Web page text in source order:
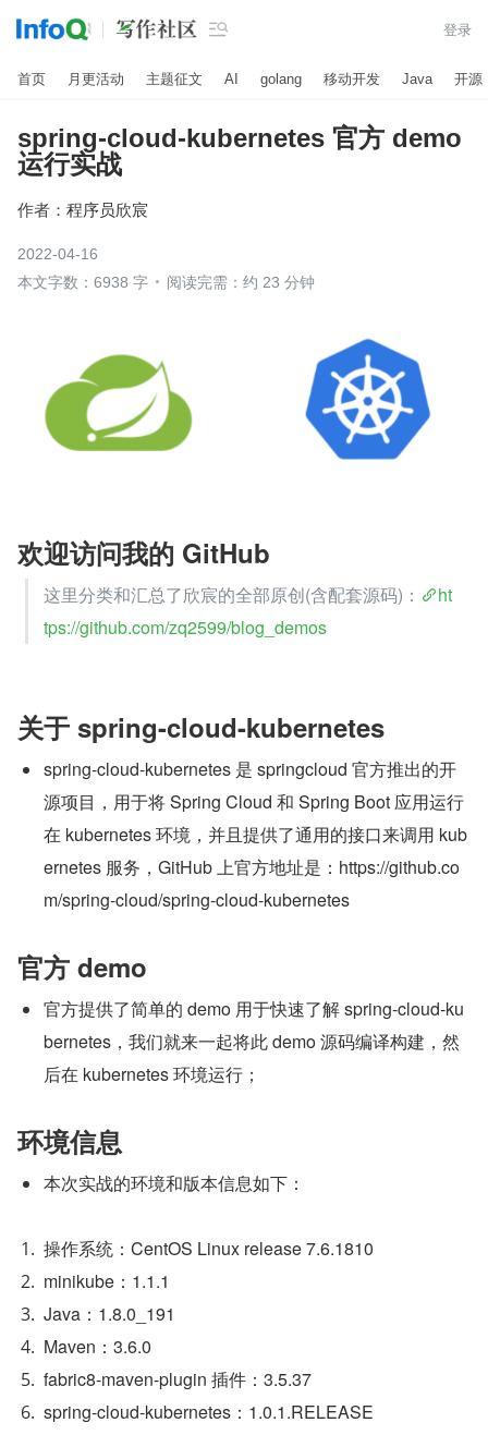
 登录
首页 月更活动 主题征文 AI golang 移动开发 Java 开源
spring-cloud-kubernetes 官方 demo
运行实战
作者： 程序员欣宸
2022-04-16
本文字数：6938 字
阅读完需：约 23 分钟
欢迎访问我的 GitHub
这里分类和汇总了欣宸的全部原创(含配套源码)：
ht
tps://github.com/zq2599/blog_demos
关于 spring-cloud-kubernetes
spring-cloud-kubernetes 是 springcloud 官方推出的开
源项目，用于将 Spring Cloud 和 Spring Boot 应用运行
在 kubernetes 环境，并且提供了通用的接口来调用 kub
ernetes 服务，GitHub 上官方地址是：https://github.co
m/spring-cloud/spring-cloud-kubernetes
官方 demo
官方提供了简单的 demo 用于快速了解 spring-cloud-ku
bernetes，我们就来一起将此 demo 源码编译构建，然
后在 kubernetes 环境运行；
环境信息
本次实战的环境和版本信息如下：
操作系统：CentOS Linux release 7.6.1810
minikube：1.1.1
Java：1.8.0_191
Maven：3.6.0
fabric8-maven-plugin 插件：3.5.37
spring-cloud-kubernetes：1.0.1.RELEASE